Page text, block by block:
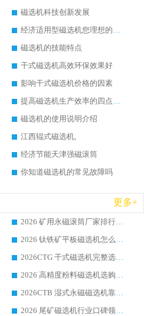
磁选机科技创新发展
经济适用型磁选机您理想的选择
磁选机的技能特点
干式磁选机高效环保效果好
影响干式磁选机价格的因素
提高磁选机生产效率的四点方法
磁选机的使用说明介绍
江西辊式磁选机,
经济节能天津强磁滚筒
你知道磁选机的常见故障吗
更多+
2026 矿用永磁滚筒厂家排行榜选购指南，行业口碑领域强者华体会手机网页版-华体会(中国)
2026 钛铁矿平板磁选机怎么选 靠谱生产企业实力排行榜选购参考攻略
2026CTG 干式磁选机完整选购指南 行业口碑顶尖靠谱生产龙头厂家实力推荐
2026 高精度粉料磁选机选购全攻略 行业优质品牌华体会手机网页版-华体会(中国) 实力深度解析
2026CTB 湿式永磁磁选机靠谱厂家实力排行榜 铁矿选矿设备采购全流程选购指南
2026 尾矿磁选机行业口碑领域强者，源头直供国内主流厂家华体会手机网页版-华体会(中国) 一站式服务